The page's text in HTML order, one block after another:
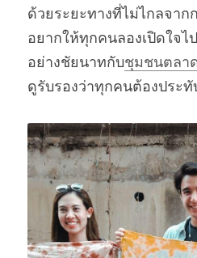
ด้วยระยะทางที่ไม่ไกลจาก
อยากให้ทุกคนลองเปิดใจไ
อย่างชัยนาทกับชุมชนตลา
ดูรับรองว่าทุกคนต้องประ